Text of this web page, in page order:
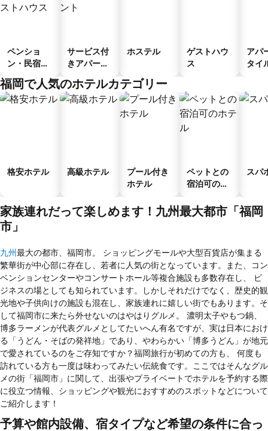
ペンショ
ン・民宿・
ス
サービス付
きアパート
ホステル
ゲストハウ
ス
アパ
タイ
福岡で人気のホテルカテゴリー
格安ホテル 高級ホテル
プール付き
ホテル
ペットとの
宿泊可のホ
スパ
家族連れだって楽しめます！九州最大都市「福岡
市」
九州最大の都市、福岡市。 ショッピングモールや大型百貨店が集まる
繁華街が中心部に存在し、若者に人気の街となっています。また、コン
ベンションセンターやコンサートホール等複合施設も多数存在し、 ビ
ジネスの場としても知られています。しかしそれだけでなく、歴史的観
光地や子供向けの施設も混在し、家族連れに嬉しい街でもあります。そ
して福岡市に来たら外せないのはやはりグルメ。 濃明太子やもつ鍋、
博多ラーメンが代表グルメとしてたいへん有名ですが、実は日本におけ
る「うどん・そばの発祥地」であり、やわらかい「博多うどん」が地元
で愛されているのをご存知ですか？福岡旅行が初めての方も、 何度も
訪れている方も一度は味わってみたい伝統食です。ここではそんなグル
メの街「福岡市」に関して、出張やプライベートでホテルを予約する際
に役立つ情報、ショッピングや観光におすすめのスポットなどについて
ご紹介します！
予算や館内設備、宿タイプなど希望の条件に合っ